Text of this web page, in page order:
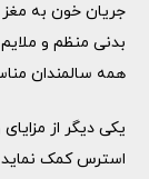
جریان خون به
بدنی منظم و
همه سالمندان
یکی دیگر از
استرس کمک